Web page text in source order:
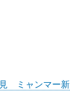
ミャンマー新